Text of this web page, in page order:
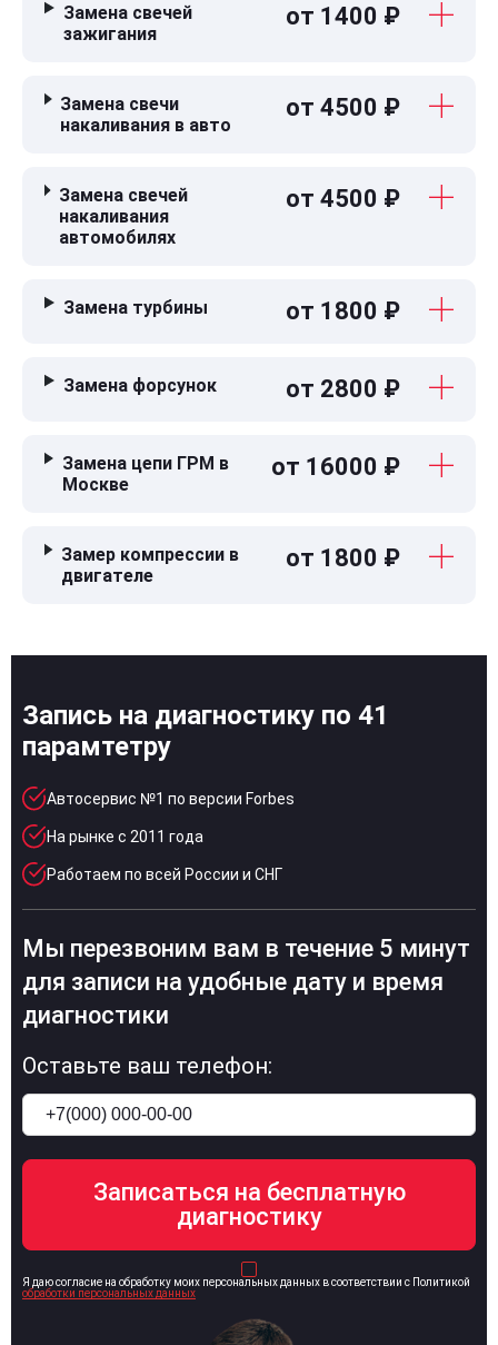
Замена свечей
зажигания
от 1400 ₽
Замена свечи
накаливания в авто
от 4500 ₽
Замена свечей
накаливания
автомобилях
от 4500 ₽
Замена турбины от 1800 ₽
Замена форсунок от 2800 ₽
Замена цепи ГРМ в
Москве
от 16000 ₽
Замер компрессии в
двигателе
от 1800 ₽
Запись на диагностику по 41
парамтетру
Автосервис №1 по версии Forbes
На рынке с 2011 года
Работаем по всей России и СНГ
Мы перезвоним вам в течение 5 минут
для записи на удобные дату и время
диагностики
Оставьте ваш телефон:
Я даю согласие на обработку моих персональных данных в соответствии с Политикой
обработки персональных данных